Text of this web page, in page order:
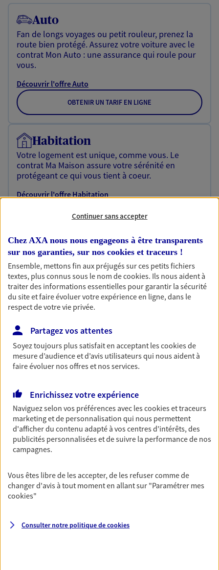
Auto
Fan de longs voyages ou petit rouleur, prenez la
route bien protégé. Assurez votre voiture avec le
contrat Mon Auto : une assurance qui roule pour
vous.
Découvrir l'offre Auto
OBTENIR UN TARIF EN LIGNE
Habitation
Votre logement est unique, comme vous. Le
contrat Ma Maison assure votre sérénité en
protégeant ce qui vous tient à coeur.
Découvrir l'offre Habitation
OBTENIR UN TARIF EN LIGNE
Garantie Accidents de la Vie
Bricoleuse, féru de jardinage, pâtissier en herbe
ou grande lectrice… personne n'est à l'abri d'un
accident du quotidien. Avec Ma Protection
Accident, protégez votre qualité de vie et vos
revenus.
Découvrir l'offre Garantie Accidents de la Vie
OBTENIR UN TARIF EN LIGNE
Gagnez en simplicité et en sérénité avec votre
assurance multirisque entreprise. Un contrat
unique pour protéger vos locaux, matériels pro,
équipements et stocks… sans oublier votre
responsabilité civile.
Découvrir l'offre Multirisque Entreprise
DEMANDER UN DEVIS
Continuer sans accepter
Chez AXA nous nous engageons à être transparents
sur nos garanties, sur nos cookies et traceurs !
Ensemble, mettons fin aux préjugés sur ces petits fichiers
textes, plus connus sous le nom decookies. Ils nous aident à
traiter des informations essentielles pour garantir la sécurité
du site et faire évoluer votre expérience en ligne, dans le
respect de votre vie privée.
Partagez vos attentes
Soyez toujours plus satisfait en acceptant lescookiesde
mesure d’audience et d’avis utilisateurs qui nous aident à
faire évoluer nos offres et nos services.
Enrichissez votre expérience
Naviguez selon vos préférences avec lescookies et traceurs
marketing et de personnalisation qui nous permettent
d'afficher du contenu adapté à vos centres d'intérêts, des
publicités personnalisées et de suivre la performance de nos
campagnes.
Vous êtes libre de les accepter, de les refuser comme de
changer d'avis à tout moment en allant sur "Paramétrer mes
cookies"
Consulter notre politique decookies